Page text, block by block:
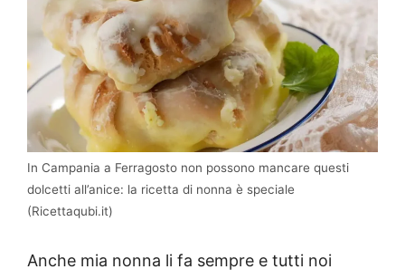
In Campania a Ferragosto non possono mancare questi
dolcetti all’anice: la ricetta di nonna è speciale
(Ricettaqubi.it)
Anche mia nonna li fa sempre e tutti noi